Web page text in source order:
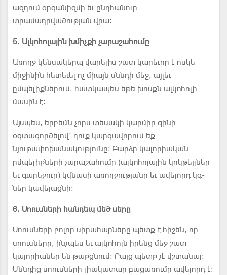
ազդում օրգանիզմի եւ ընդհանուր
տրամադրվածության վրա:
5. Ալկոհոլային խմիչքի չարաշահումը
Առողջ կենսակերպ վարելիս շատ կարեւոր է ոսկե
միջինին հետեւել ոչ միայն սննդի մեջ, այլեւ
ըմպելիքներում, հատկապես եթե խոսքն ալկոհոլի
մասին է:
Այսպես, երբեմն չորս տեսակի կարմիր գինի
օգտագործելով` դուք կարգավորում եք
նյութափոխանակությունը: Բարձր կալորիական
ըմպելիքների չարաշահումը (ալկոհոլային կոկթեյլներ
եւ գարեջուր) կվնասի առողջությանը եւ ավելորդ կգ-
ներ կավելացնի:
6. Սոուսների հանդեպ մեծ սերը
Սոուսների բոլոր սիրահարները պետք է հիշեն, որ
սոուսները, ինչպես եւ ալկոհոլն իրենց մեջ շատ
կալորիաներ են թաքցնում: Բայց պետք չէ վշտանալ:
Սննդից սոուսների լիակատար բացառումը ավելորդ է: